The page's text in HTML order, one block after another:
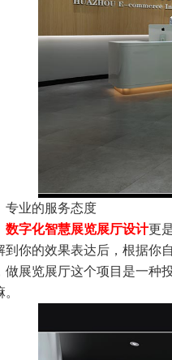
专业的服务态度
数字化智慧展览展厅设计更
到你的效果表达后，根据你
做展览展厅这个项目是一种